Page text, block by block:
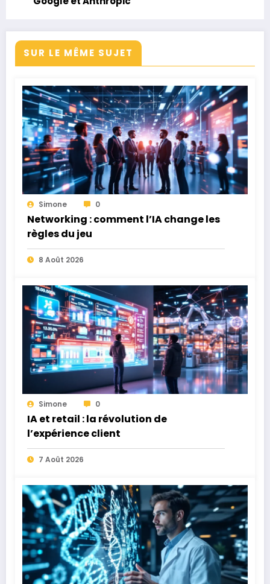
SUR LE MÊME SUJET
Simone 0
Networking : comment l’IA change les
règles du jeu
8 Août 2026
Simone 0
IA et retail : la révolution de
l’expérience client
7 Août 2026